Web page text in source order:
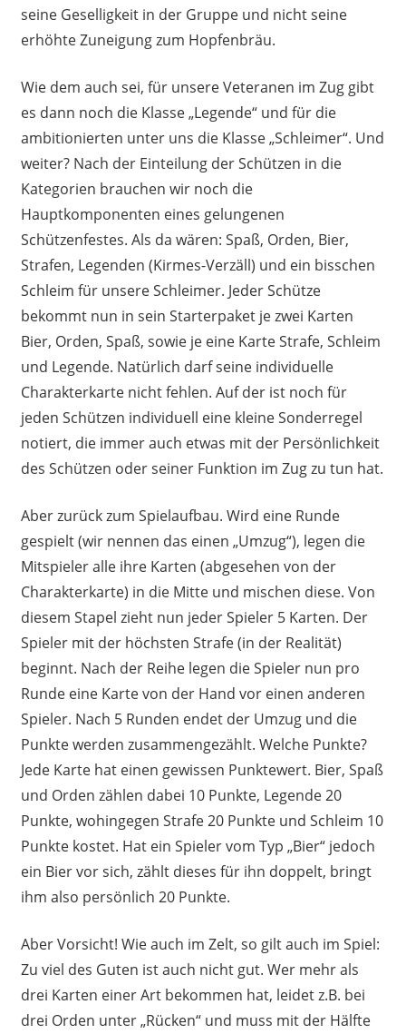
seine Geselligkeit in der Gruppe und nicht seine
erhöhte Zuneigung zum Hopfenbräu.
Wie dem auch sei, für unsere Veteranen im Zug gibt
es dann noch die Klasse „Legende“ und für die
ambitionierten unter uns die Klasse „Schleimer“. Und
weiter? Nach der Einteilung der Schützen in die
Kategorien brauchen wir noch die
Hauptkomponenten eines gelungenen
Schützenfestes. Als da wären: Spaß, Orden, Bier,
Strafen, Legenden (Kirmes-Verzäll) und ein bisschen
Schleim für unsere Schleimer. Jeder Schütze
bekommt nun in sein Starterpaket je zwei Karten
Bier, Orden, Spaß, sowie je eine Karte Strafe, Schleim
und Legende. Natürlich darf seine individuelle
Charakterkarte nicht fehlen. Auf der ist noch für
jeden Schützen individuell eine kleine Sonderregel
notiert, die immer auch etwas mit der Persönlichkeit
des Schützen oder seiner Funktion im Zug zu tun hat.
Aber zurück zum Spielaufbau. Wird eine Runde
gespielt (wir nennen das einen „Umzug“), legen die
Mitspieler alle ihre Karten (abgesehen von der
Charakterkarte) in die Mitte und mischen diese. Von
diesem Stapel zieht nun jeder Spieler 5 Karten. Der
Spieler mit der höchsten Strafe (in der Realität)
beginnt. Nach der Reihe legen die Spieler nun pro
Runde eine Karte von der Hand vor einen anderen
Spieler. Nach 5 Runden endet der Umzug und die
Punkte werden zusammengezählt. Welche Punkte?
Jede Karte hat einen gewissen Punktewert. Bier, Spaß
und Orden zählen dabei 10 Punkte, Legende 20
Punkte, wohingegen Strafe 20 Punkte und Schleim 10
Punkte kostet. Hat ein Spieler vom Typ „Bier“ jedoch
ein Bier vor sich, zählt dieses für ihn doppelt, bringt
ihm also persönlich 20 Punkte.
Aber Vorsicht! Wie auch im Zelt, so gilt auch im Spiel:
Zu viel des Guten ist auch nicht gut. Wer mehr als
drei Karten einer Art bekommen hat, leidet z.B. bei
drei Orden unter „Rücken“ und muss mit der Hälfte